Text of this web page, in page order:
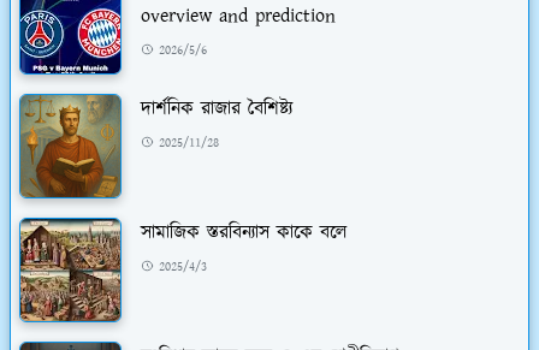
overview and prediction
2026/5/6
দার্শনিক রাজার বৈশিষ্ট্য
2025/11/28
সামাজিক স্তরবিন্যাস কাকে বলে
2025/4/3